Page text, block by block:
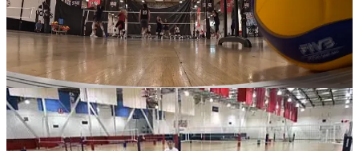
Na minha experiência no Brasil, havia mais trabalho físico integrado
ao técnico — movimento na quadra, condicionamento, às vezes até
natação. Nos EUA, especialmente no universitário, encontrei uma
cultura muito mais forte de sala de musculação: mais peso, mais
força, mais potência, muito influenciada pela mentalidade do esporte
universitário americano como um todo, inclusive o futebol
americano.